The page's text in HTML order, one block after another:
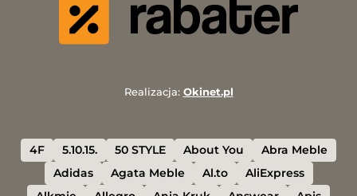
Realizacja: Okinet.pl
4F 5.10.15. 50 STYLE About You
Abra Meble
Adidas
Agata Meble Al.to
AliExpress